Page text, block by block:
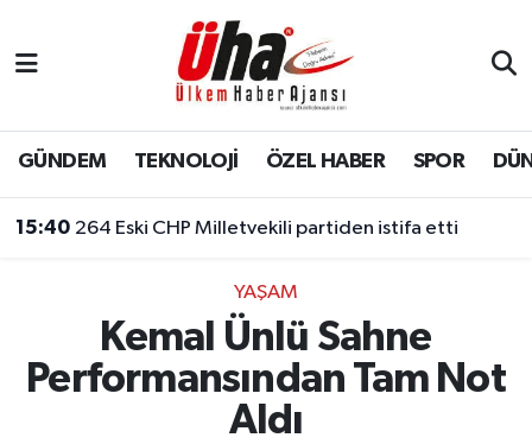
GÜNDEM TEKNOLOJİ ÖZEL HABER SPOR
15:40 264 Eski CHP Milletvekili partiden istifa etti
YAŞAM
Kemal Ünlü Sahne
Performansından Tam Not
Aldı
İstanbul Nöbetçi Eczaneler
İstanbul Hava Durumu
Süper Lig Puan Durumu ve Fikstür
Tüm Manşetler